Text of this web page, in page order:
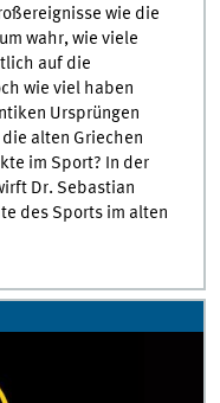
wie die
wahr, wie viele
auf die
wie viel haben
Ursprüngen
alten Griechen
im Sport? In der
Dr. Sebastian
des Sports im alten